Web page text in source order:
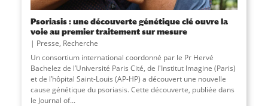
Psoriasis : une découverte génétique clé ouvre la
voie au premier traitement sur mesure
Presse, Recherche
Un consortium international coordonné par le Pr Hervé
Bachelez de l’Université Paris Cité, de l'Institut Imagine (Paris)
et de l’hôpital Saint-Louis (AP-HP) a découvert une nouvelle
cause génétique du psoriasis. Cette découverte, publiée dans
le Journal of...